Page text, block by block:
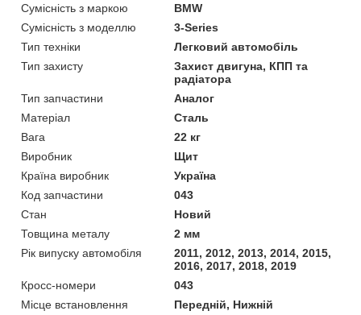
Сумісність з маркою
BMW
Сумісність з моделлю
3-Series
Тип техніки
Легковий автомобіль
Тип захисту
Захист двигуна, КПП та
радіатора
Тип запчастини
Аналог
Матеріал
Сталь
Вага
22 кг
Виробник
Щит
Країна виробник
Україна
Код запчастини
043
Стан
Новий
Товщина металу
2 мм
Рік випуску автомобіля
2011, 2012, 2013, 2014, 2015,
2016, 2017, 2018, 2019
Кросс-номери
043
Місце встановлення
Передній, Нижній